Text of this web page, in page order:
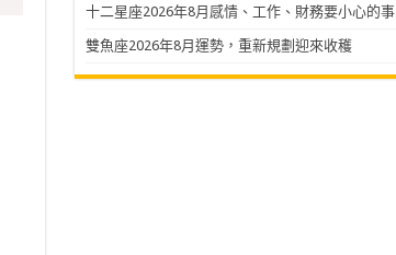
十二星座2026年8月感情、工作、財務要小心的事
雙魚座2026年8月運勢，重新規劃迎來收穫